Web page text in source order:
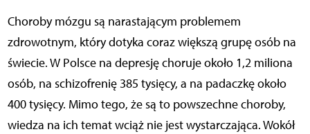
Choroby mózgu są narastającym problemem
zdrowotnym, który dotyka coraz większą grupę osób na
świecie. W Polsce na depresję choruje około 1,2 miliona
osób, na schizofrenię 385 tysięcy, a na padaczkę około
400 tysięcy. Mimo tego, że są to powszechne choroby,
wiedza na ich temat wciąż nie jest wystarczająca. Wokół